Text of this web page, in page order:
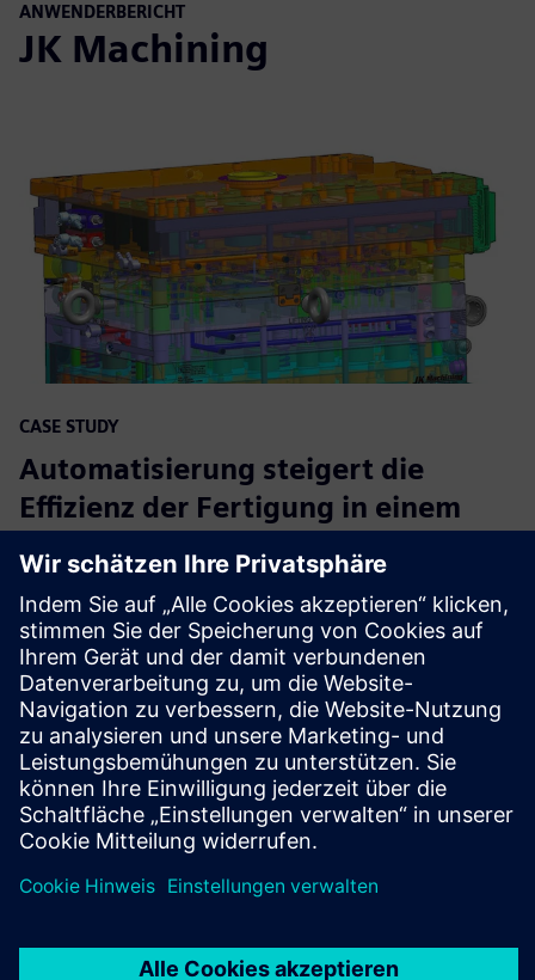
ANWENDERBERICHT
JK Machining
CASE STUDY
Automatisierung steigert die
Effizienz der Fertigung in einem
wettbewerbsorientierten Markt
Branche: Automobil und Transport
Standort: Kalamazoo, Michigan, United States
Siemens Software: NX
Lesen